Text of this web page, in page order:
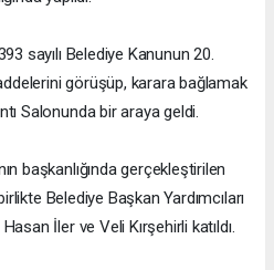
sayılı Belediye Kanunun 20.
görüşüp, karara bağlamak
Salonunda bir araya geldi.
başkanlığında gerçekleştirilen
Belediye Başkan Yardımcıları
İler ve Veli Kırşehirli katıldı.